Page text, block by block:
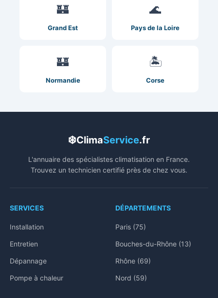
🏰
Grand Est
🌊
Pays de la Loire
🏰
Normandie
🏝️
Corse
❄️ClimaService.fr
L'annuaire des spécialistes climatisation en France.
Trouvez un technicien certifié près de chez vous.
SERVICES
Installation
Entretien
Dépannage
Pompe à chaleur
DÉPARTEMENTS
Paris (75)
Bouches-du-Rhône (13)
Rhône (69)
Nord (59)